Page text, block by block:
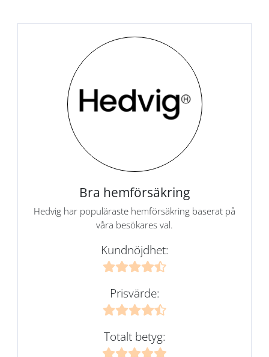
Bra hemförsäkring
Hedvig har populäraste hemförsäkring baserat på
våra besökares val.
Kundnöjdhet:
Prisvärde:
Totalt betyg: